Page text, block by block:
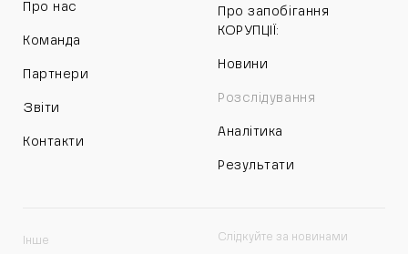
Про нас
Команда
Партнери
Звіти
Контакти
Про запобігання
КОРУПЦІЇ:
Новини
Розслідування
Аналітика
Результати
Інше Слідкуйте за новинами